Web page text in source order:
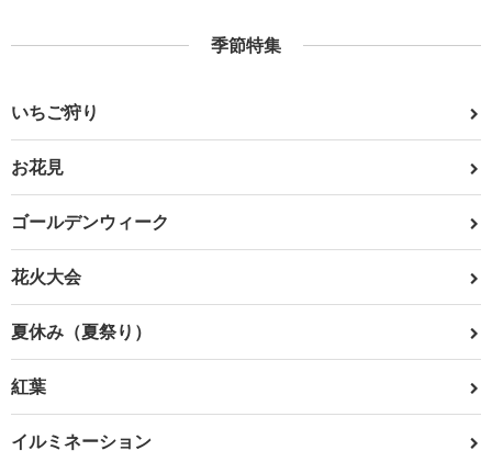
季節特集
いちご狩り
お花見
ゴールデンウィーク
花火大会
夏休み（夏祭り）
紅葉
イルミネーション